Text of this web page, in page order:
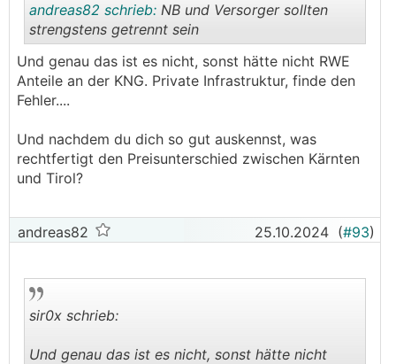
..
andreas82 schrieb: NB und Versorger sollten
strengstens getrennt sein
Und genau das ist es nicht, sonst hätte nicht RWE
Anteile an der KNG. Private Infrastruktur, finde den
Fehler....
Und nachdem du dich so gut auskennst, was
rechtfertigt den Preisunterschied zwischen Kärnten
und Tirol?
andreas82 25.10.2024 (#93)
sir0x schrieb:
Und genau das ist es nicht, sonst hätte nicht